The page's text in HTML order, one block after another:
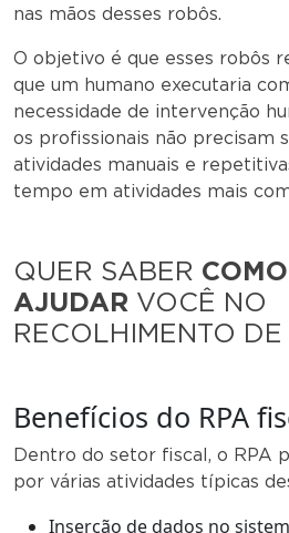
nas mãos desses robôs.
O objetivo é que esses robôs
que um humano executaria
necessidade de intervenção
os profissionais não precisam
atividades manuais e
tempo em atividades mais
QUER SABER
AJUDAR VOCÊ NO
RECOLHIMENTO
Benefícios do RPA
Dentro do setor fiscal, o RPA
por várias atividades típicas
Inserção de dados no